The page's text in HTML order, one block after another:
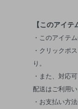
【このアイテ
・このアイテ
・クリックポ
り。
・また、対応
配送はご利用い
・お支払い方